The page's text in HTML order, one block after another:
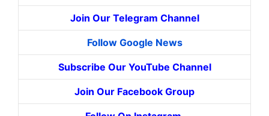
Join Our Telegram Channel
Follow Google News
Subscribe Our YouTube Channel
Join Our Facebook Group